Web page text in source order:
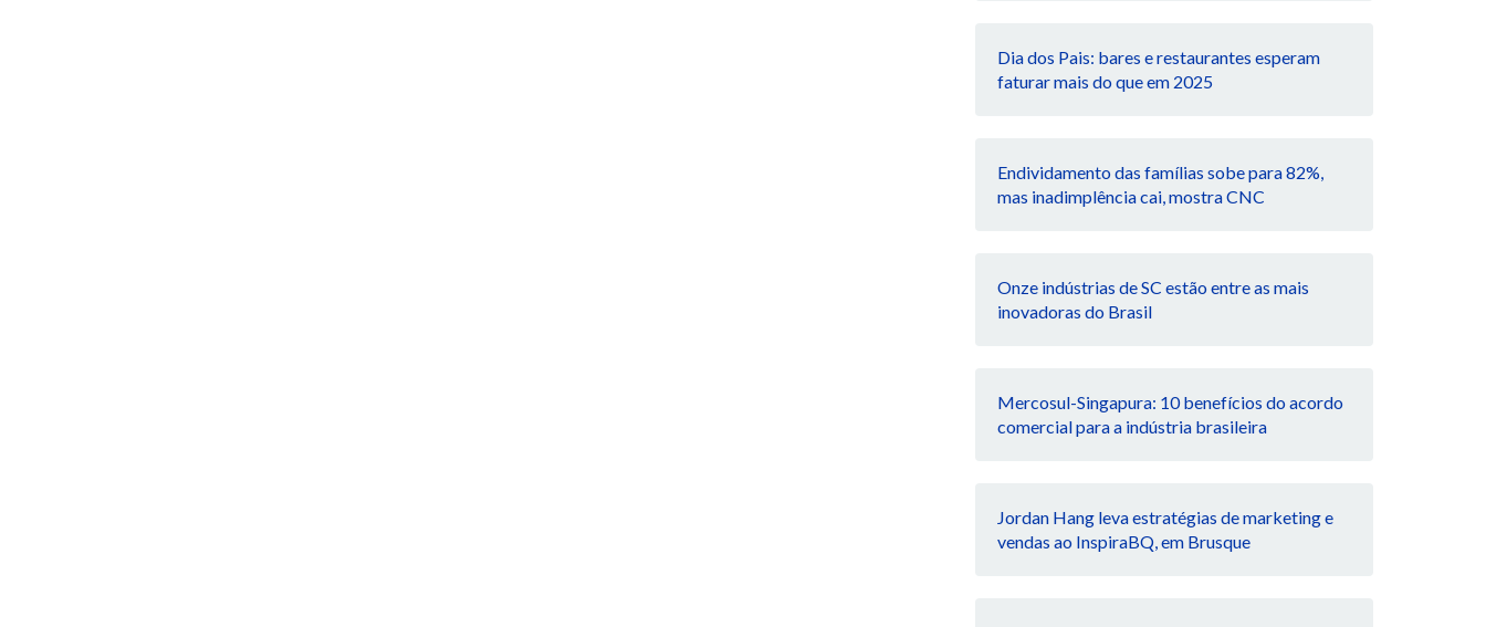
Dia dos Pais: bares e restaurantes esperam
faturar mais do que em 2025
Endividamento das famílias sobe para 82%,
mas inadimplência cai, mostra CNC
Onze indústrias de SC estão entre as mais
inovadoras do Brasil
Mercosul-Singapura: 10 benefícios do acordo
comercial para a indústria brasileira
Jordan Hang leva estratégias de marketing e
vendas ao InspiraBQ, em Brusque